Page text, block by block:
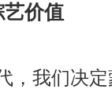
艺价值
，我们决